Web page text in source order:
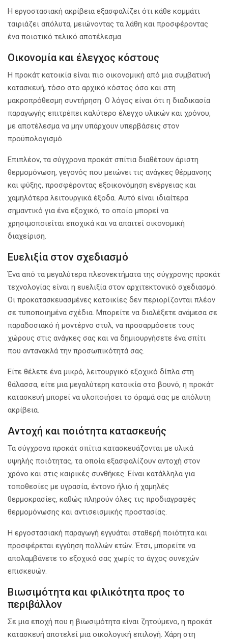
Η εργοστασιακή ακρίβεια εξασφαλίζει ότι κάθε κομμάτι
ταιριάζει απόλυτα, μειώνοντας τα λάθη και προσφέροντας
ένα ποιοτικό τελικό αποτέλεσμα.
Οικονομία και έλεγχος κόστους
Η προκάτ κατοικία είναι πιο οικονομική από μια συμβατική
κατασκευή, τόσο στο αρχικό κόστος όσο και στη
μακροπρόθεσμη συντήρηση. Ο λόγος είναι ότι η διαδικασία
παραγωγής επιτρέπει καλύτερο έλεγχο υλικών και χρόνου,
με αποτέλεσμα να μην υπάρχουν υπερβάσεις στον
προϋπολογισμό.
Επιπλέον, τα σύγχρονα προκάτ σπίτια διαθέτουν άριστη
θερμομόνωση, γεγονός που μειώνει τις ανάγκες θέρμανσης
και ψύξης, προσφέροντας εξοικονόμηση ενέργειας και
χαμηλότερα λειτουργικά έξοδα. Αυτό είναι ιδιαίτερα
σημαντικό για ένα εξοχικό, το οποίο μπορεί να
χρησιμοποιείται εποχικά και να απαιτεί οικονομική
διαχείριση.
Ευελιξία στον σχεδιασμό
Ένα από τα μεγαλύτερα πλεονεκτήματα της σύγχρονης προκάτ
τεχνολογίας είναι η ευελιξία στον αρχιτεκτονικό σχεδιασμό.
Οι προκατασκευασμένες κατοικίες δεν περιορίζονται πλέον
σε τυποποιημένα σχέδια. Μπορείτε να διαλέξετε ανάμεσα σε
παραδοσιακό ή μοντέρνο στυλ, να προσαρμόσετε τους
χώρους στις ανάγκες σας και να δημιουργήσετε ένα σπίτι
που αντανακλά την προσωπικότητά σας.
Είτε θέλετε ένα μικρό, λειτουργικό εξοχικό δίπλα στη
θάλασσα, είτε μια μεγαλύτερη κατοικία στο βουνό, η προκάτ
κατασκευή μπορεί να υλοποιήσει το όραμά σας με απόλυτη
ακρίβεια.
Αντοχή και ποιότητα κατασκευής
Τα σύγχρονα προκάτ σπίτια κατασκευάζονται με υλικά
υψηλής ποιότητας, τα οποία εξασφαλίζουν αντοχή στον
χρόνο και στις καιρικές συνθήκες. Είναι κατάλληλα για
τοποθεσίες με υγρασία, έντονο ήλιο ή χαμηλές
θερμοκρασίες, καθώς πληρούν όλες τις προδιαγραφές
θερμομόνωσης και αντισεισμικής προστασίας.
Η εργοστασιακή παραγωγή εγγυάται σταθερή ποιότητα και
προσφέρεται εγγύηση πολλών ετών. Έτσι, μπορείτε να
απολαμβάνετε το εξοχικό σας χωρίς το άγχος συνεχών
επισκευών.
Βιωσιμότητα και φιλικότητα προς το
περιβάλλον
Σε μια εποχή που η βιωσιμότητα είναι ζητούμενο, η προκάτ
κατασκευή αποτελεί μια οικολογική επιλογή. Χάρη στη